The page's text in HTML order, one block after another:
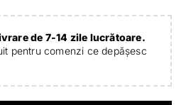
de 7-14 zile lucrătoare.
pentru comenzi ce depășesc